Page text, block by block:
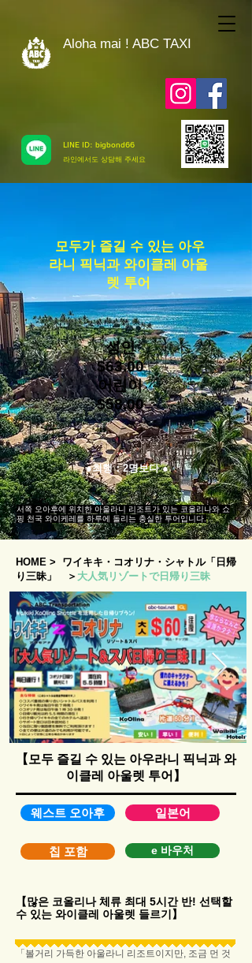
LINE ID: bigbond66
​라인에서도 상담해 주세요
Aloha mai ! ABC TAXI
​ 모두가 즐길 수 있는 아우
라니 픽닉과 와이클레 아울
렛 투어
성인
$63.00
어린이
$58.00
●최행：2명보다 ●
서쪽 오아후에 위치한 아울라니 리조트가 있는 코올리나와 쇼
핑 천국 와이케레를 하루에 돌리는 충실한 투어입니다.
HOME >
ワイキキ・コオリナ・シャトル「日帰
り三昧」
＞ 大人気リゾートで日帰り三昧
【모두 즐길 수 있는 아우라니 픽닉과 와
이클레 아울렛 투어】
웨스트 오아후
칩 포함
일본어
e 바우처
【​많은 코올리나 체류 최대 5시간 반! 선택할
수 있는 와이클레 아울렛 들르기】
「볼거리 가득한 아울라니 리조트이지만, 조금 먼 것